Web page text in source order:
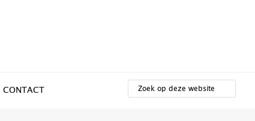
CONTACT
OP
DEZE